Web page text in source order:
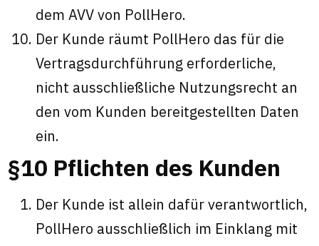
dem AVV von PollHero.
Der Kunde räumt PollHero das für die
Vertragsdurchführung erforderliche,
nicht ausschließliche Nutzungsrecht an
den vom Kunden bereitgestellten Daten
ein.
§10 Pflichten des Kunden
Der Kunde ist allein dafür verantwortlich,
PollHero ausschließlich im Einklang mit